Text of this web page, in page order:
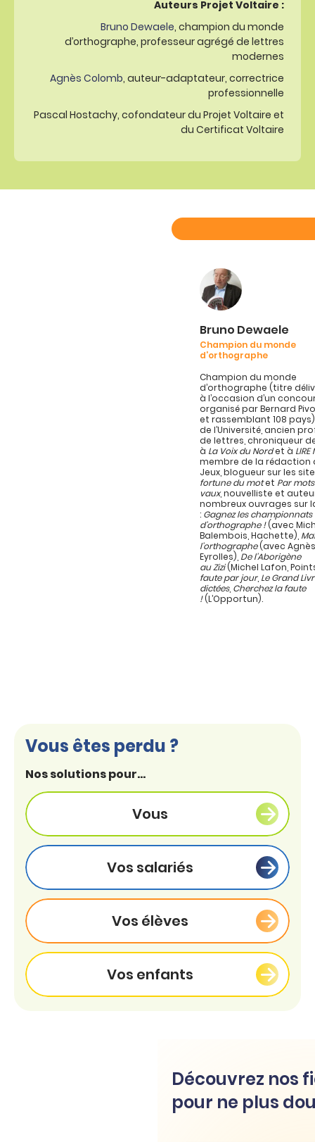
Auteurs Projet Voltaire :
Bruno Dewaele, champion du monde
d’orthographe, professeur agrégé de lettres
modernes
Agnès Colomb, auteur-adaptateur, correctrice
professionnelle
Pascal Hostachy, cofondateur du Projet Voltaire et
du Certificat Voltaire
Bruno Dewaele
Champion du monde
d’orthographe
Champion du monde
d’orthographe (titre
à l’occasion d’un
organisé par Bernard
et rassemblant 108
de l’Université, ancien
de lettres, chroniqueur
à La Voix du Nordet à
membre de la rédaction
Jeux, blogueur sur les
fortune du motet Par
vaux, nouvelliste et
nombreux ouvrages sur
: Gagnez les championnats
d’orthographe !(avec
Balembois, Hachette),
l’orthographe(avec
Eyrolles), De l’Aborigène
au Zizi(Michel Lafon,
faute par jour, Le Grand
dictées, Cherchez la faute
!(L’Opportun).
Vous êtes perdu ?
Nos solutions pour...
Vous
Vos salariés
Vos élèves
Vos enfants
Découvrez nos
pour ne plus